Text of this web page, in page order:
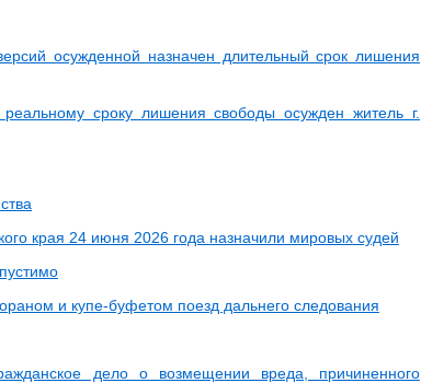
осужденной назначен длительный срок лишения
сроку лишения свободы осужден житель г.
края 24 июня 2026 года назначили мировых судей
и купе-буфетом поезд дальнего следования
дело о возмещении вреда, причиненного